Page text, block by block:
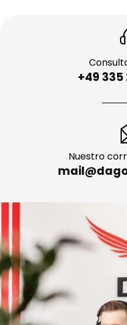
+49 335
Nuestro